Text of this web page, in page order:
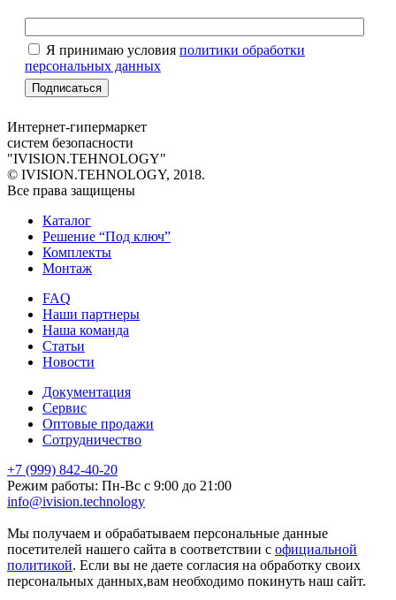
Я принимаю условия политики обработки
персональных данных
Интернет-гипермаркет
систем безопасности
"IVISION.TEHNOLOGY"
© IVISION.TEHNOLOGY, 2018.
Все права защищены
Каталог
Решение “Под ключ”
Комплекты
Монтаж
FAQ
Наши партнеры
Наша команда
Статьи
Новости
Документация
Сервис
Оптовые продажи
Сотрудничество
+7 (999) 842-40-20
Режим работы: Пн-Вс с 9:00 до 21:00
info@ivision.technology
Мы получаем и обрабатываем персональные данные
посетителей нашего сайта в соответствии с официальной
политикой. Если вы не даете согласия на обработку своих
персональных данных,вам необходимо покинуть наш сайт.